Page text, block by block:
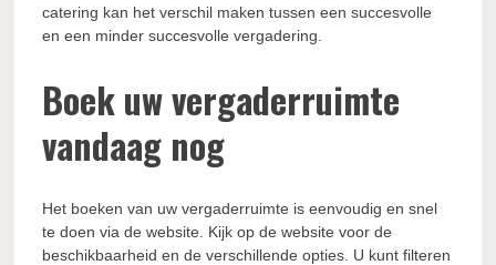
catering kan het verschil maken tussen een succesvolle
en een minder succesvolle vergadering.
Boek uw vergaderruimte
vandaag nog
Het boeken van uw vergaderruimte is eenvoudig en snel
te doen via de website. Kijk op de website voor de
beschikbaarheid en de verschillende opties. U kunt filteren